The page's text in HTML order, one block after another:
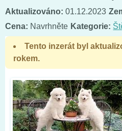
Aktualizováno: 01.12.2023
Cena: Navrhněte Kategorie:
Tento inzerát byl
rokem.